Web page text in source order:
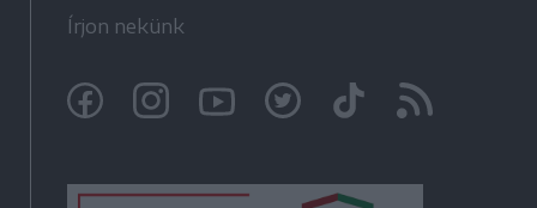
Írjon nekünk